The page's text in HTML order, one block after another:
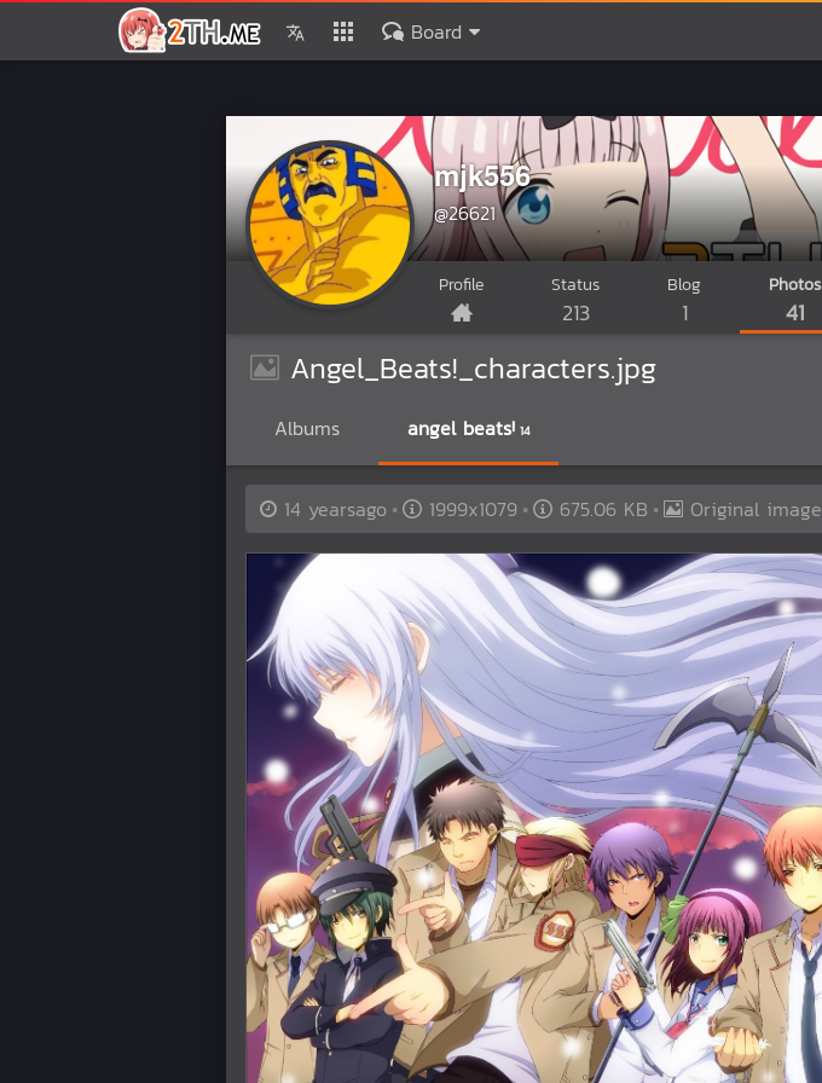
Board
mjk556
@26621
Profile Status
213
Blog
1
Photos
41
Angel_Beats!_characters.jpg
Albums angel beats! 14
14 yearsago 1999x1079 675.06 KB Original image